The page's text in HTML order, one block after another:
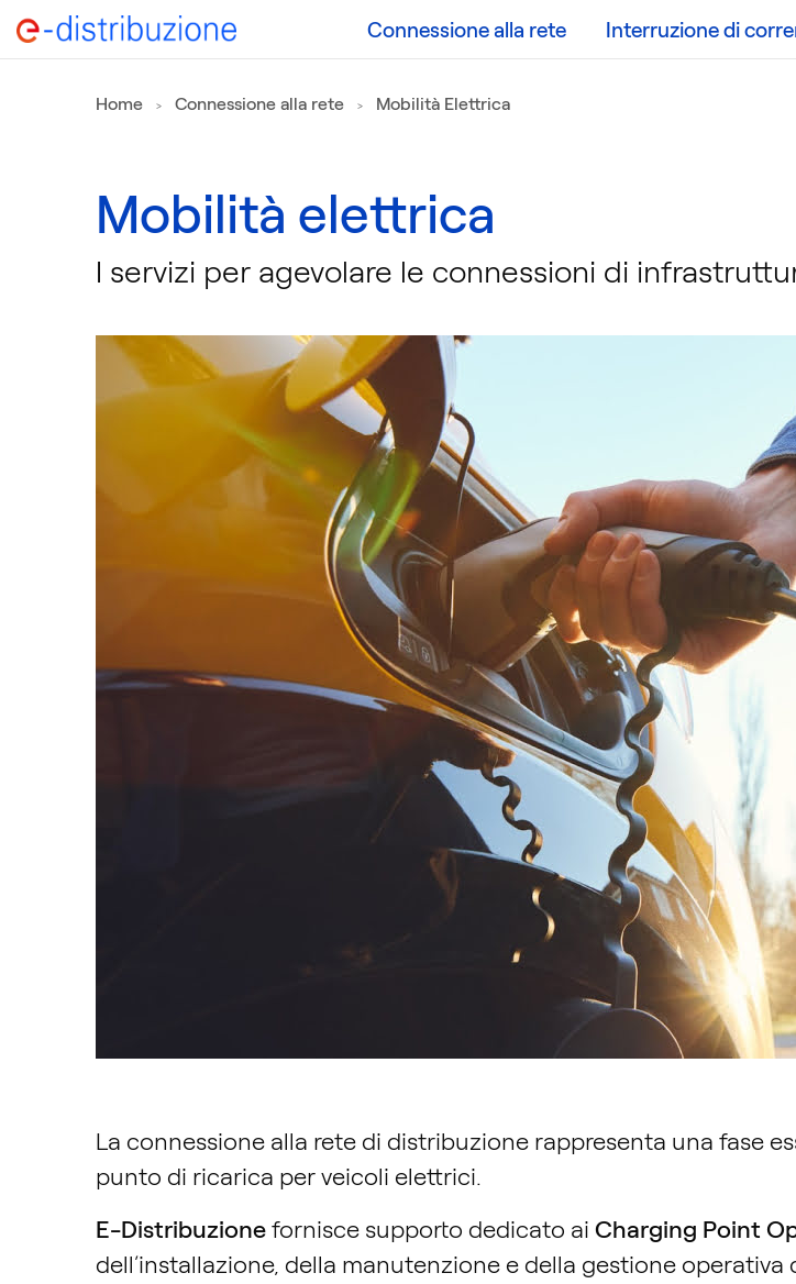
Connessione alla rete Interruzione di
Home Connessione alla rete Mobilità Elettrica
Mobilità elettrica
I servizi per agevolare le connessioni di
La connessione alla rete di distribuzione rappresenta una fase
punto di ricarica per veicoli elettrici.
E-Distribuzionefornisce supporto dedicato ai Charging Point
dell’installazione, della manutenzione e della gestione